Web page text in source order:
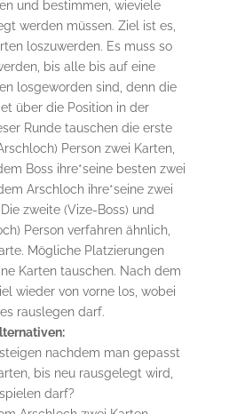
und bestimmen, wieviele
werden müssen. Ziel ist es,
loszuwerden. Es muss so
bis alle bis auf eine
losgeworden sind, denn die
über die Position in der
Runde tauschen die erste
Person zwei Karten,
Boss ihre*seine besten zwei
Arschloch ihre*seine zwei
zweite (Vize-Boss) und
Person verfahren ähnlich,
Mögliche Platzierungen
Karten tauschen. Nach dem
wieder von vorne los, wobei
rauslegen darf.
nachdem man gepasst
bis neu rausgelegt wird,
darf?